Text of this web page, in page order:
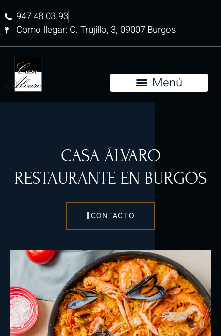
947 48 03 93
Como llegar: C. Trujillo, 3, 09007 Burgos
CASA ÁLVARO
RESTAURANTE EN BURGOS
CONTACTO